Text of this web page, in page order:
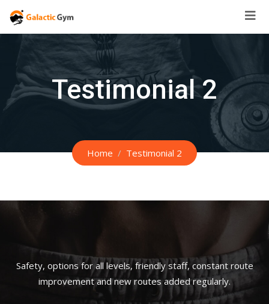
Skip
content
Testimonial 2
Home Testimonial 2
Safety, options for all levels, friendly staff, constant route
improvement and new routes added regularly.